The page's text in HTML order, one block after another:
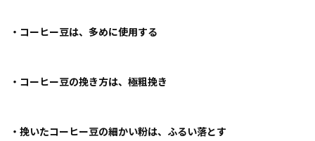
・コーヒー豆は、多めに使用する
・コーヒー豆の挽き方は、極粗挽き
・挽いたコーヒー豆の細かい粉は、ふるい落とす